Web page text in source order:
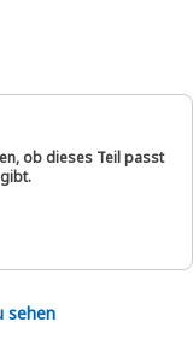
ob dieses Teil passt
sehen